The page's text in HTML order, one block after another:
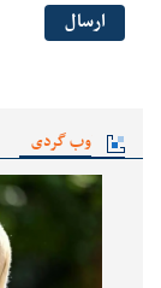
وب گردی
ارسال